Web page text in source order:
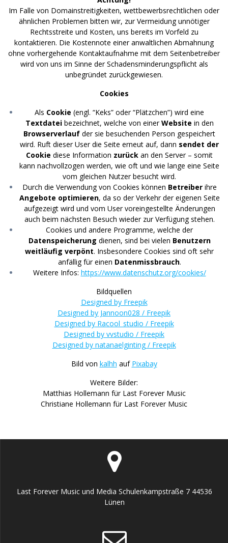
Im Falle von Domainstreitigkeiten, wettbewerbsrechtlichen oder
ähnlichen Problemen bitten wir, zur Vermeidung unnötiger
Rechtsstreite und Kosten, uns bereits im Vorfeld zu
kontaktieren. Die Kostennote einer anwaltlichen Abmahnung
ohne vorhergehende Kontaktaufnahme mit dem Seitenbetreiber
wird von uns im Sinne der Schadensminderungspflicht als
unbegründet zurückgewiesen.
Cookies
Als Cookie (engl. “Keks” oder “Plätzchen”) wird eine
Textdatei bezeichnet, welche von einerWebsite in den
Browserverlauf der sie besuchenden Person gespeichert
wird. Ruft dieser User die Seite erneut auf, dann sendet der
Cookie diese Information zurück an den Server – somit
kann nachvollzogen werden, wie oft und wie lange eine Seite
vom gleichen Nutzer besucht wird.
Durch die Verwendung von Cookies können Betreiberihre
Angebote optimieren, da so der Verkehr der eigenen Seite
aufgezeigt wird und vom User voreingestellte Änderungen
auch beim nächsten Besuch wieder zur Verfügung stehen.
Cookies und andere Programme, welche der
Datenspeicherung dienen, sind bei vielen Benutzern
weitläufig verpönt. Insbesondere Cookies sind oft sehr
anfällig für einen Datenmissbrauch.
Weitere Infos: https://www.datenschutz.org/cookies/
Bildquellen
Designed by Freepik
Designed by Jannoon028 / Freepik
Designed by Racool_studio / Freepik
Designed by vvstudio / Freepik
Designed by natanaelginting / Freepik
Bild von kalhh auf Pixabay
Weitere Bilder:
Matthias Hollemann für Last Forever Music
Christiane Hollemann für Last Forever Music
Last Forever Music und Media Schulenkampstraße 7 44536
Lünen